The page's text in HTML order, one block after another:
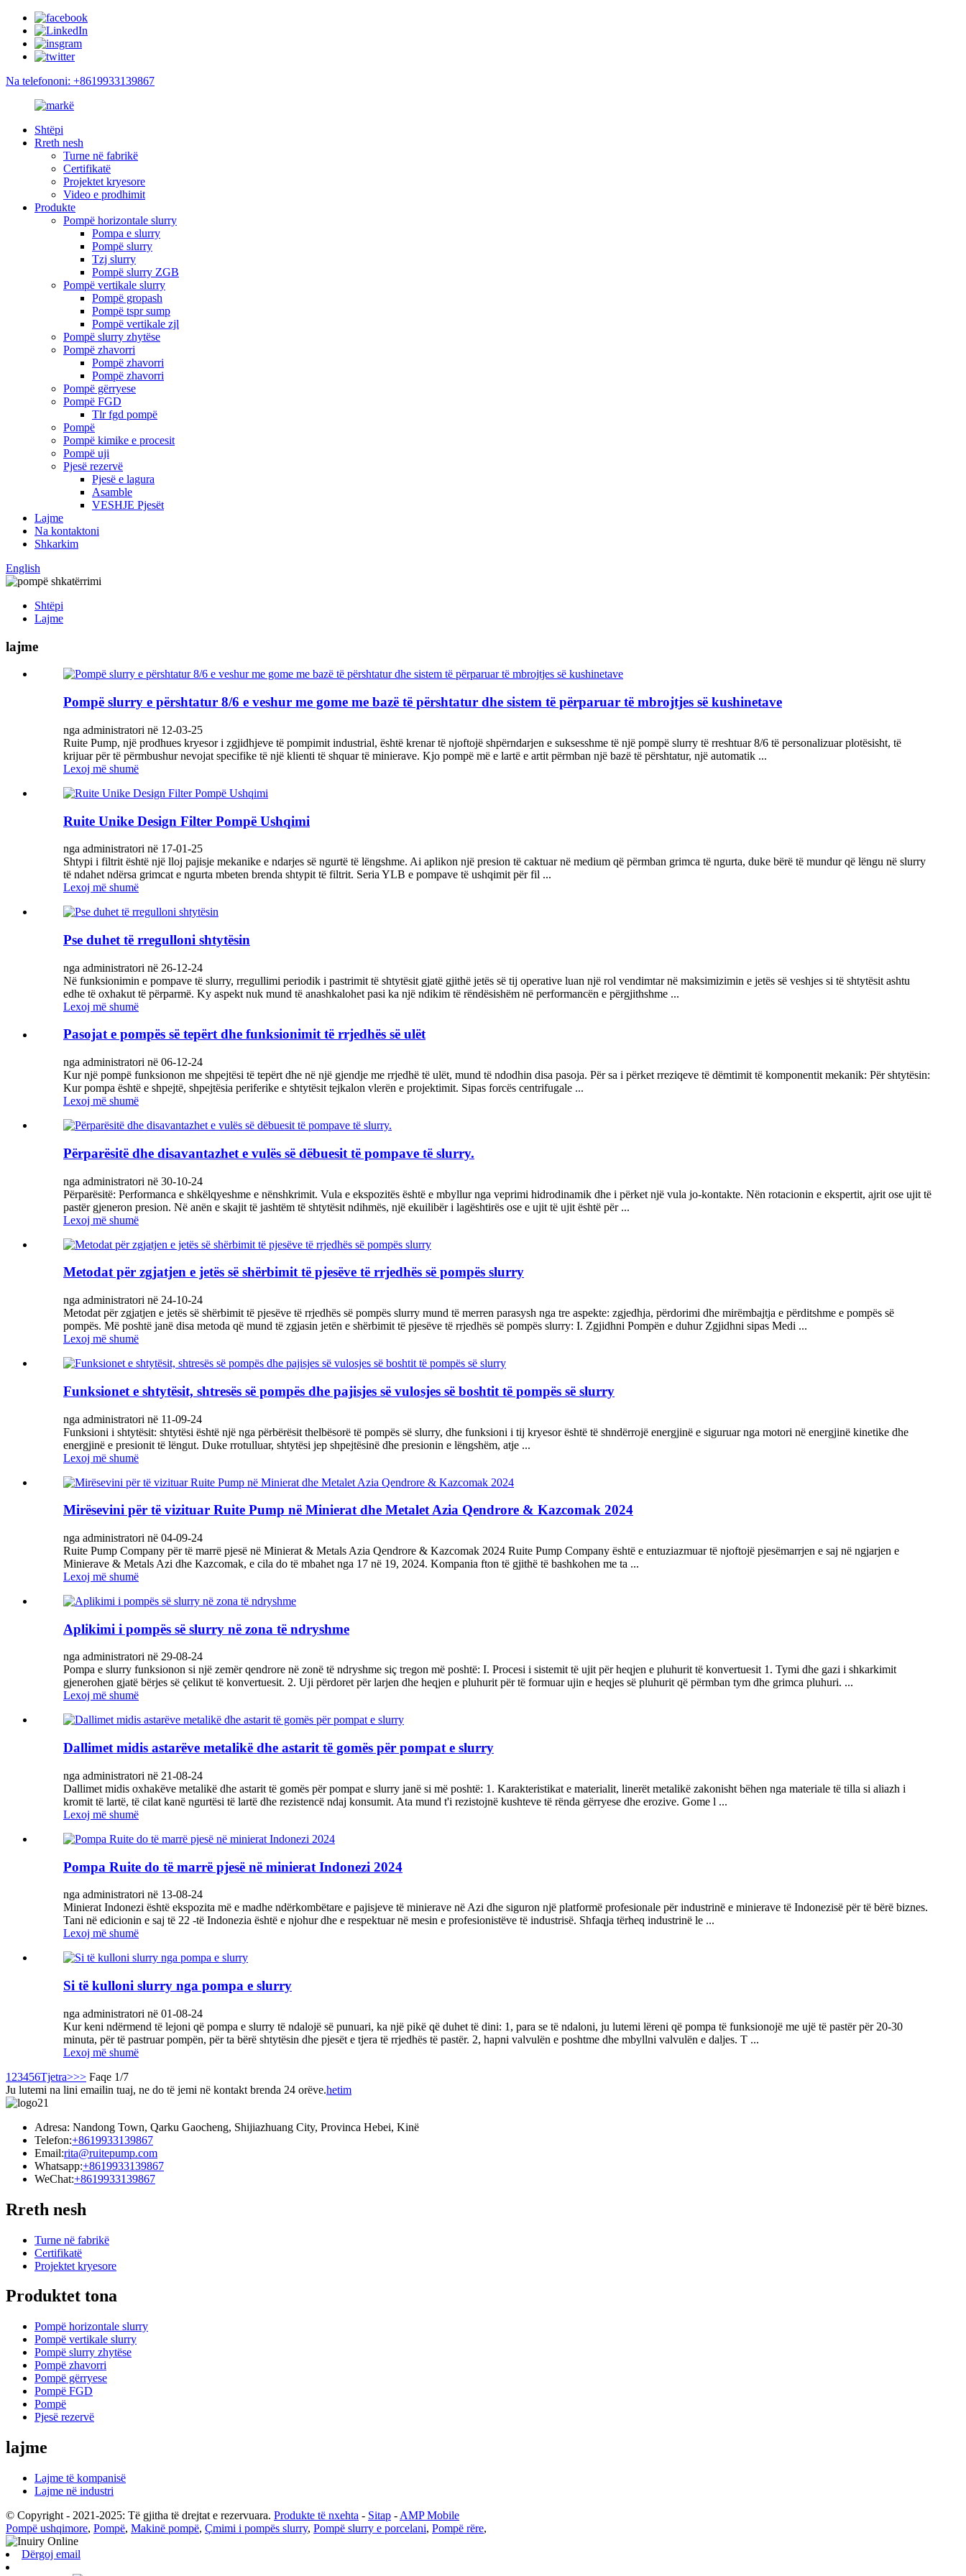
Na telefononi: +8619933139867
Shtëpi
Rreth nesh
Turne në fabrikë
Certifikatë
Projektet kryesore
Video e prodhimit
Produkte
Pompë horizontale slurry
Pompa e slurry
Pompë slurry
Tzj slurry
Pompë slurry ZGB
Pompë vertikale slurry
Pompë gropash
Pompë tspr sump
Pompë vertikale zjl
Pompë slurry zhytëse
Pompë zhavorri
Pompë zhavorri
Pompë zhavorri
Pompë gërryese
Pompë FGD
Tlr fgd pompë
Pompë
Pompë kimike e procesit
Pompë uji
Pjesë rezervë
Pjesë e lagura
Asamble
VESHJE Pjesët
Lajme
Na kontaktoni
Shkarkim
English
Shtëpi
Lajme
lajme
Pompë slurry e përshtatur 8/6 e veshur me gome me bazë të përshtatur dhe sistem të përparuar të mbrojtjes së kushinetave
nga administratori në 12-03-25
Ruite Pump, një prodhues kryesor i zgjidhjeve të pompimit industrial, është krenar të njoftojë shpërndarjen e suksesshme të një pompë slurry të rreshtuar 8/6 të personalizuar plotësisht, të
krijuar për të përmbushur nevojat specifike të një klienti të shquar të minierave. Kjo pompë më e lartë e artit përmban një bazë të përshtatur, një automatik ...
Lexoj më shumë
Ruite Unike Design Filter Pompë Ushqimi
nga administratori në 17-01-25
Shtypi i filtrit është një lloj pajisje mekanike e ndarjes së ngurtë të lëngshme. Ai aplikon një presion të caktuar në medium që përmban grimca të ngurta, duke bërë të mundur që lëngu në slurry
të ndahet ndërsa grimcat e ngurta mbeten brenda shtypit të filtrit. Seria YLB e pompave të ushqimit për fil ...
Lexoj më shumë
Pse duhet të rregulloni shtytësin
nga administratori në 26-12-24
Në funksionimin e pompave të slurry, rregullimi periodik i pastrimit të shtytësit gjatë gjithë jetës së tij operative luan një rol vendimtar në maksimizimin e jetës së veshjes si të shtytësit ashtu
edhe të oxhakut të përparmë. Ky aspekt nuk mund të anashkalohet pasi ka një ndikim të rëndësishëm në performancën e përgjithshme ...
Lexoj më shumë
Pasojat e pompës së tepërt dhe funksionimit të rrjedhës së ulët
nga administratori në 06-12-24
Kur një pompë funksionon me shpejtësi të tepërt dhe në një gjendje me rrjedhë të ulët, mund të ndodhin disa pasoja. Për sa i përket rreziqeve të dëmtimit të komponentit mekanik: Për shtytësin:
Kur pompa është e shpejtë, shpejtësia periferike e shtytësit tejkalon vlerën e projektimit. Sipas forcës centrifugale ...
Lexoj më shumë
Përparësitë dhe disavantazhet e vulës së dëbuesit të pompave të slurry.
nga administratori në 30-10-24
Përparësitë: Performanca e shkëlqyeshme e nënshkrimit. Vula e ekspozitës është e mbyllur nga veprimi hidrodinamik dhe i përket një vula jo-kontakte. Nën rotacionin e ekspertit, ajrit ose ujit të
pastër gjeneron presion. Në anën e skajit të jashtëm të shtytësit ndihmës, një ekuilibër i lagështirës ose e ujit të ujit është për ...
Lexoj më shumë
Metodat për zgjatjen e jetës së shërbimit të pjesëve të rrjedhës së pompës slurry
nga administratori në 24-10-24
Metodat për zgjatjen e jetës së shërbimit të pjesëve të rrjedhës së pompës slurry mund të merren parasysh nga tre aspekte: zgjedhja, përdorimi dhe mirëmbajtja e përditshme e pompës së
pompës. Më poshtë janë disa metoda që mund të zgjasin jetën e shërbimit të pjesëve të rrjedhës së pompës slurry: I. Zgjidhni Pompën e duhur Zgjidhni sipas Medi ...
Lexoj më shumë
Funksionet e shtytësit, shtresës së pompës dhe pajisjes së vulosjes së boshtit të pompës së slurry
nga administratori në 11-09-24
Funksioni i shtytësit: shtytësi është një nga përbërësit thelbësorë të pompës së slurry, dhe funksioni i tij kryesor është të shndërrojë energjinë e siguruar nga motori në energjinë kinetike dhe
energjinë e presionit të lëngut. Duke rrotulluar, shtytësi jep shpejtësinë dhe presionin e lëngshëm, atje ...
Lexoj më shumë
Mirësevini për të vizituar Ruite Pump në Minierat dhe Metalet Azia Qendrore & Kazcomak 2024
nga administratori në 04-09-24
Ruite Pump Company për të marrë pjesë në Minierat & Metals Azia Qendrore & Kazcomak 2024 Ruite Pump Company është e entuziazmuar të njoftojë pjesëmarrjen e saj në ngjarjen e
Minierave & Metals Azi dhe Kazcomak, e cila do të mbahet nga 17 në 19, 2024. Kompania fton të gjithë të bashkohen me ta ...
Lexoj më shumë
Aplikimi i pompës së slurry në zona të ndryshme
nga administratori në 29-08-24
Pompa e slurry funksionon si një zemër qendrore në zonë të ndryshme siç tregon më poshtë: I. Procesi i sistemit të ujit për heqjen e pluhurit të konvertuesit 1. Tymi dhe gazi i shkarkimit
gjenerohen gjatë bërjes së çelikut të konvertuesit. 2. Uji përdoret për larjen dhe heqjen e pluhurit për të formuar ujin e heqjes së pluhurit që përmban tym dhe grimca pluhuri. ...
Lexoj më shumë
Dallimet midis astarëve metalikë dhe astarit të gomës për pompat e slurry
nga administratori në 21-08-24
Dallimet midis oxhakëve metalikë dhe astarit të gomës për pompat e slurry janë si më poshtë: 1. Karakteristikat e materialit, linerët metalikë zakonisht bëhen nga materiale të tilla si aliazh i
kromit të lartë, të cilat kanë ngurtësi të lartë dhe rezistencë ndaj konsumit. Ata mund t'i rezistojnë kushteve të rënda gërryese dhe erozive. Gome l ...
Lexoj më shumë
Pompa Ruite do të marrë pjesë në minierat Indonezi 2024
nga administratori në 13-08-24
Minierat Indonezi është ekspozita më e madhe ndërkombëtare e pajisjeve të minierave në Azi dhe siguron një platformë profesionale për industrinë e minierave të Indonezisë për të bërë biznes.
Tani në edicionin e saj të 22 -të Indonezia është e njohur dhe e respektuar në mesin e profesionistëve të industrisë. Shfaqja tërheq industrinë le ...
Lexoj më shumë
Si të kulloni slurry nga pompa e slurry
nga administratori në 01-08-24
Kur keni ndërmend të lejoni që pompa e slurry të ndalojë së punuari, ka një pikë që duhet të dini: 1, para se të ndaloni, ju lutemi lëreni që pompa të funksionojë me ujë të pastër për 20-30
minuta, për të pastruar pompën, për ta bërë shtytësin dhe pjesët e tjera të rrjedhës të pastër. 2, hapni valvulën e poshtme dhe mbyllni valvulën e daljes. T ...
Lexoj më shumë
1 23456Tjetra>>> Faqe 1/7
Ju lutemi na lini emailin tuaj, ne do të jemi në kontakt brenda 24 orëve.hetim
Adresa: Nandong Town, Qarku Gaocheng, Shijiazhuang City, Provinca Hebei, Kinë
Telefon:+8619933139867
Email:rita@ruitepump.com
Whatsapp:+8619933139867
WeChat:+8619933139867
Rreth nesh
Turne në fabrikë
Certifikatë
Projektet kryesore
Produktet tona
Pompë horizontale slurry
Pompë vertikale slurry
Pompë slurry zhytëse
Pompë zhavorri
Pompë gërryese
Pompë FGD
Pompë
Pjesë rezervë
lajme
Lajme të kompanisë
Lajme në industri
© Copyright - 2021-2025: Të gjitha të drejtat e rezervuara. Produkte të nxehta - Sitap - AMP Mobile
Pompë ushqimore, Pompë, Makinë pompë, Çmimi i pompës slurry, Pompë slurry e porcelani, Pompë rëre,
Dërgoj email